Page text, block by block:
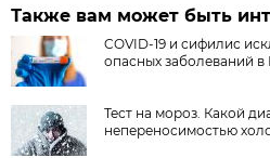
Также вам может быть
COVID-19 и сифилис
опасных заболеваний в
Тест на мороз. Какой
непереносимостью